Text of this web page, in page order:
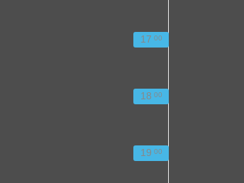
17 00
18 00
19 00